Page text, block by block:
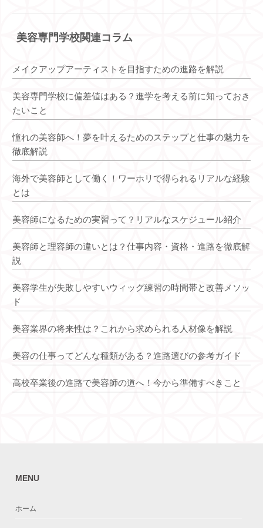
美容専門学校関連コラム
メイクアップアーティストを目指すための進路を解説
美容専門学校に偏差値はある？進学を考える前に知っておき
たいこと
憧れの美容師へ！夢を叶えるためのステップと仕事の魅力を
徹底解説
海外で美容師として働く！ワーホリで得られるリアルな経験
とは
美容師になるための実習って？リアルなスケジュール紹介
美容師と理容師の違いとは？仕事内容・資格・進路を徹底解
説
美容学生が失敗しやすいウィッグ練習の時間帯と改善メソッ
ド
美容業界の将来性は？これから求められる人材像を解説
美容の仕事ってどんな種類がある？進路選びの参考ガイド
高校卒業後の進路で美容師の道へ！今から準備すべきこと
MENU
ホーム